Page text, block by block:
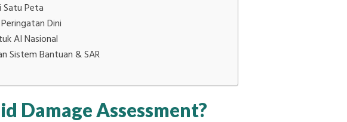
Satu Peta
Dini
AI Nasional
Sistem Bantuan & SAR
Damage Assessment?